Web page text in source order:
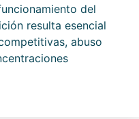
del
resulta esencial
abuso